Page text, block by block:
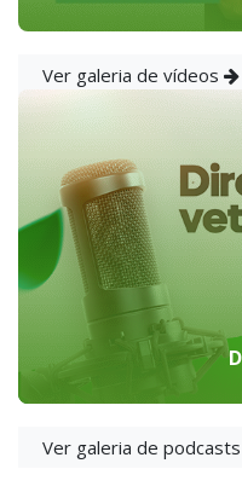
Ver galeria de vídeos
Ver galeria de podcasts